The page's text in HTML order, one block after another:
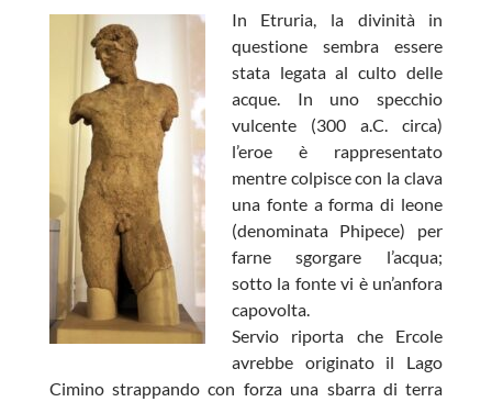
In Etruria, la divinità in
questione sembra essere
stata legata al culto delle
acque. In uno specchio
vulcente (300 a.C. circa)
l’eroe è rappresentato
mentre colpisce con la clava
una fonte a forma di leone
(denominata Phipece) per
farne sgorgare l’acqua;
sotto la fonte vi è un’anfora
capovolta.
Servio riporta che Ercole
avrebbe originato il Lago
Cimino strappando con forza una sbarra di terra